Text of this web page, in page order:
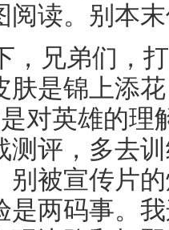
阅读。别本
，兄弟们，
肤是锦上添
对英雄的
测评，多去
别被宣传片
是两码事。